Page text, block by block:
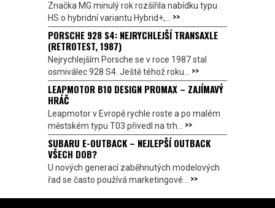
Značka MG minulý rok rozšířila nabídku typu
HS o hybridní variantu Hybrid+,... >>
PORSCHE 928 S4: NEJRYCHLEJŠÍ TRANSAXLE
(RETROTEST, 1987)
Nejrychlejším Porsche se v roce 1987 stal
osmiválec 928 S4. Ještě téhož roku... >>
LEAPMOTOR B10 DESIGN PROMAX – ZAJÍMAVÝ
HRÁČ
Leapmotor v Evropě rychle roste a po malém
městském typu T03 přivedl na trh... >>
SUBARU E-OUTBACK – NEJLEPŠÍ OUTBACK
VŠECH DOB?
U nových generací zaběhnutých modelových
řad se často používá marketingové... >>